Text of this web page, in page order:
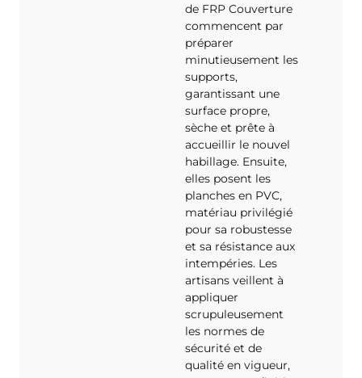
de FRP Couverture
commencent par
préparer
minutieusement les
supports,
garantissant une
surface propre,
sèche et prête à
accueillir le nouvel
habillage. Ensuite,
elles posent les
planches en PVC,
matériau privilégié
pour sa robustesse
et sa résistance aux
intempéries. Les
artisans veillent à
appliquer
scrupuleusement
les normes de
sécurité et de
qualité en vigueur,